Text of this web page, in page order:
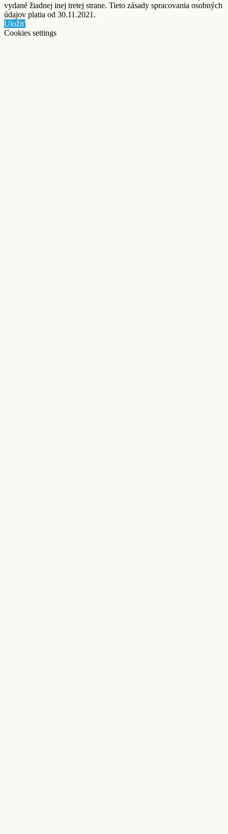
vydané žiadnej inej tretej strane. Tieto zásady spracovania osobných
údajov platia od 30.11.2021.
Uložiť
Cookies settings